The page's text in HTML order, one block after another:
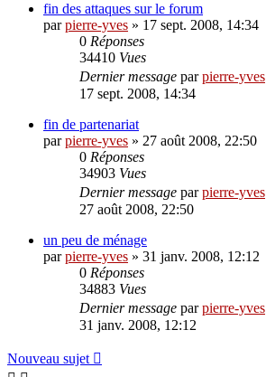
fin des attaques sur le forum
parpierre-yves » 17 sept. 2008, 14:34
0 Réponses
34410 Vues
Dernier message parpierre-yves
17 sept. 2008, 14:34
fin de partenariat
parpierre-yves » 27 août 2008, 22:50
0 Réponses
34903 Vues
Dernier message parpierre-yves
27 août 2008, 22:50
un peu de ménage
parpierre-yves » 31 janv. 2008, 12:12
0 Réponses
34883 Vues
Dernier message parpierre-yves
31 janv. 2008, 12:12
Nouveau sujet